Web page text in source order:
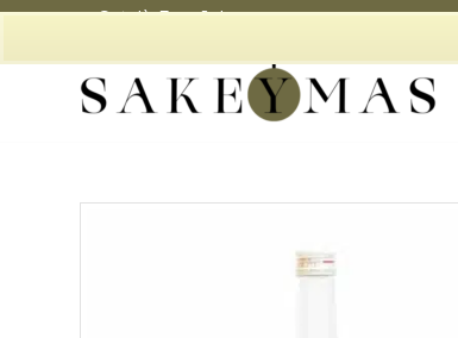
Català Español